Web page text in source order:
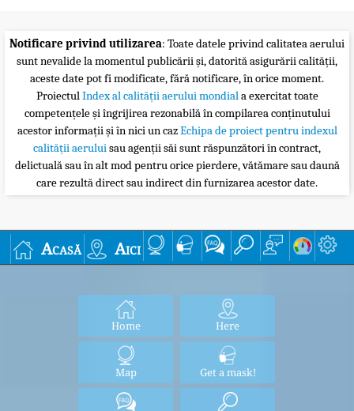
Notificare privind utilizarea: Toate datele privind calitatea aerului
sunt nevalide la momentul publicării și, datorită asigurării calității,
aceste date pot fi modificate, fără notificare, în orice moment.
ProiectulIndex al calității aerului mondiala exercitat toate
competențele și îngrijirea rezonabilă în compilarea conținutului
acestor informații și în nici un cazEchipa de proiect pentru indexul
calității aeruluisau agenții săi sunt răspunzători în contract,
delictuală sau în alt mod pentru orice pierdere, vătămare sau daună
care rezultă direct sau indirect din furnizarea acestor date.
Acasă Aici
Home Here
Map Get a mask!